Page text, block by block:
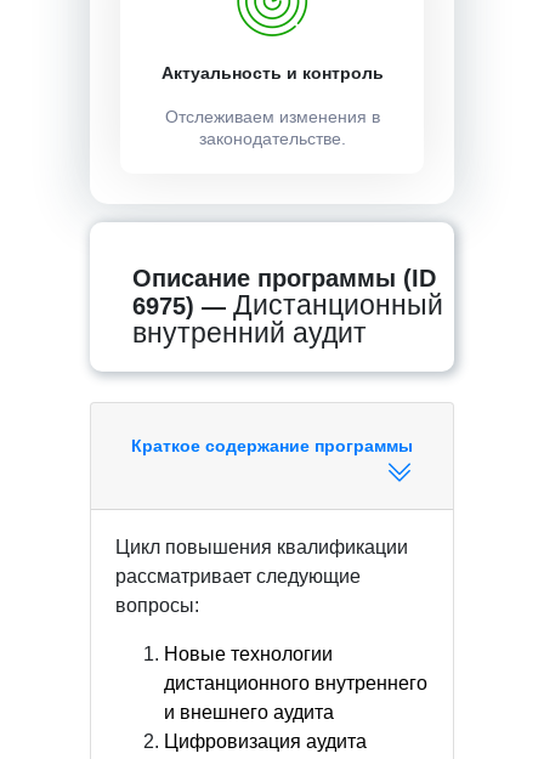
Актуальность и контроль
Отслеживаем изменения в
законодательстве.
Описание программы (ID
6975) — Дистанционный
внутренний аудит
Краткое содержание программы
Цикл повышения квалификации
рассматривает следующие
вопросы:
Новые технологии
дистанционного внутреннего
и внешнего аудита
Цифровизация аудита